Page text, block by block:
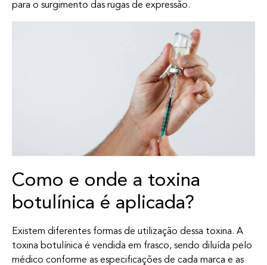
para o surgimento das rugas de expressão.
Como e onde a toxina
botulínica é aplicada?
Existem diferentes formas de utilização dessa toxina. A
toxina botulínica é vendida em frasco, sendo diluída pelo
médico conforme as especificações de cada marca e as